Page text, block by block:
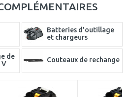
Batteries d'outillage
et chargeurs
de
V
Couteaux de rechange
batteries